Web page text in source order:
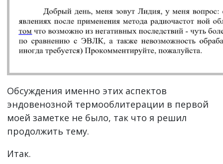
Обсуждения именно этих аспектов
эндовенозной термооблитерации в первой
моей заметке не было, так что я решил
продолжить тему.
Итак.